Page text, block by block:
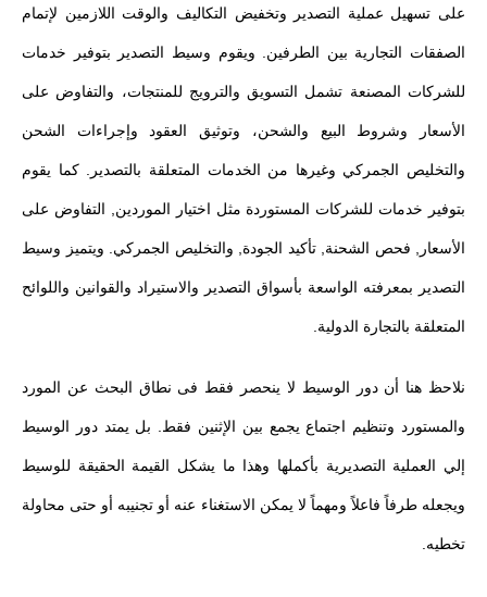
على تسهيل عملية التصدير وتخفيض التكاليف والوقت اللازمين لإتمام
الصفقات التجارية بين الطرفين. ويقوم وسيط التصدير بتوفير خدمات
للشركات المصنعة تشمل التسويق والترويج للمنتجات، والتفاوض على
الأسعار وشروط البيع والشحن، وتوثيق العقود وإجراءات الشحن
والتخليص الجمركي وغيرها من الخدمات المتعلقة بالتصدير. كما يقوم
بتوفير خدمات للشركات المستوردة مثل اختيار الموردين, التفاوض على
الأسعار, فحص الشحنة, تأكيد الجودة, والتخليص الجمركي. ويتميز وسيط
التصدير بمعرفته الواسعة بأسواق التصدير والاستيراد والقوانين واللوائح
المتعلقة بالتجارة الدولية.
نلاحظ هنا أن دور الوسيط لا ينحصر فقط فى نطاق البحث عن المورد
والمستورد وتنظيم اجتماع يجمع بين الإثنين فقط. بل يمتد دور الوسيط
إلي العملية التصديرية بأكملها وهذا ما يشكل القيمة الحقيقة للوسيط
ويجعله طرفاً فاعلاً ومهماً لا يمكن الاستغناء عنه أو تجنيبه أو حتى محاولة
تخطيه.